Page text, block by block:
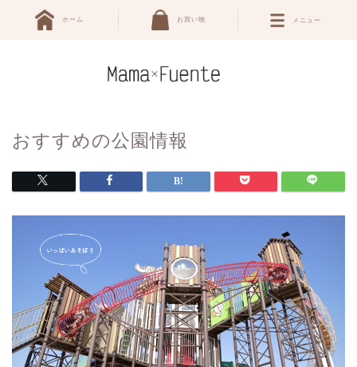
メニュー
ホーム お買い物
おすすめの公園情報